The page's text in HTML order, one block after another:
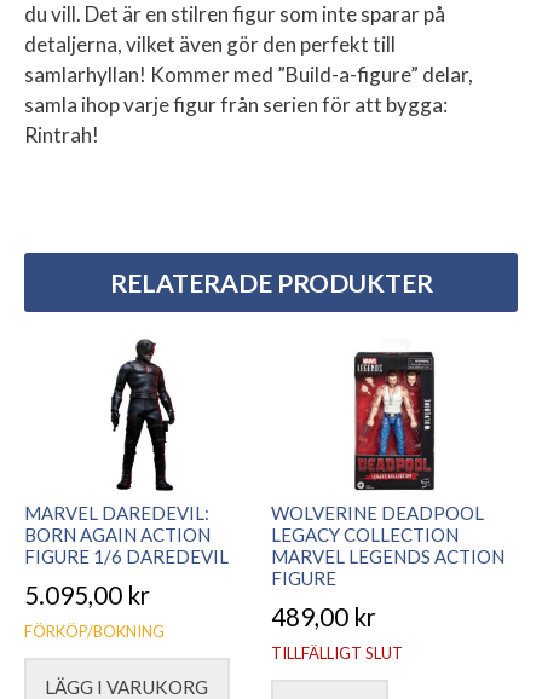
du vill. Det är en stilren figur som inte sparar på
detaljerna, vilket även gör den perfekt till
samlarhyllan! Kommer med ”Build-a-figure” delar,
samla ihop varje figur från serien för att bygga:
Rintrah!
RELATERADE PRODUKTER
MARVEL DAREDEVIL:
BORN AGAIN ACTION
FIGURE 1/6 DAREDEVIL
5.095,00 kr
FÖRKÖP/BOKNING
LÄGG I VARUKORG
WOLVERINE DEADPOOL
LEGACY COLLECTION
MARVEL LEGENDS ACTION
FIGURE
489,00 kr
TILLFÄLLIGT SLUT